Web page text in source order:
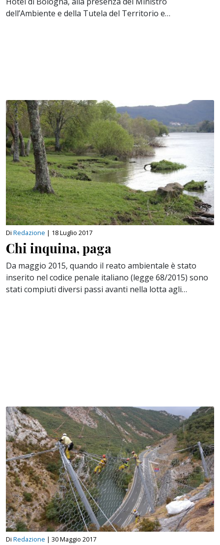
dell’Ambiente e della Tutela del Territorio e…
Di Redazione | 18 Luglio 2017
Chi inquina, paga
Da maggio 2015, quando il reato ambientale è stato
inserito nel codice penale italiano (legge 68/2015) sono
stati compiuti diversi passi avanti nella lotta agli…
Di Redazione | 30 Maggio 2017